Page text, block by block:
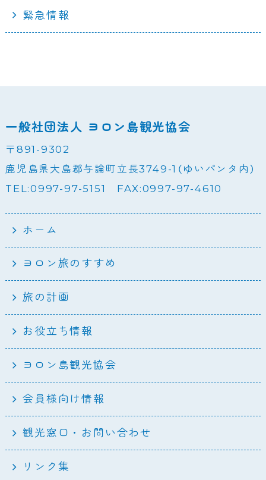
緊急情報
一般社団法人 ヨロン島観光協会
〒891-9302
鹿児島県大島郡与論町立長3749-1（ゆいパンタ内）
TEL:0997-97-5151 FAX:0997-97-4610
ホーム
ヨロン旅のすすめ
旅の計画
お役立ち情報
ヨロン島観光協会
会員様向け情報
観光窓口・お問い合わせ
リンク集